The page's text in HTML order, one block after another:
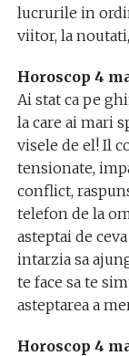
lucrurile in
viitor, la
Horoscop 4
Ai stat ca pe
la care ai mari
visele de el! Il
tensionate,
conflict,
telefon de la
asteptai de
intarzia sa
te face sa te
asteptarea a
Horoscop 4